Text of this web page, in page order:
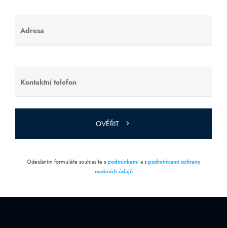
Adresa
Ponechte
toto pole
Kontaktní telefon
Ponechte
toto pole
prázdné.
OVĚŘIT
Odesláním formuláře souhlasíte spodmínkamia spodmínkami ochrany
osobních údajů